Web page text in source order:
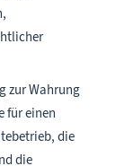
zur Wahrung
für einen
die
die